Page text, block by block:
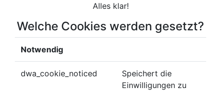
Alles klar!
Welche Cookies werden gesetzt?
Notwendig
dwa_cookie_noticed
Speichert die
Einwilligungen zu